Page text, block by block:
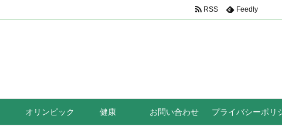
オリンピック 健康 お問い合わせ プライバシーポリ
RSS Feedly